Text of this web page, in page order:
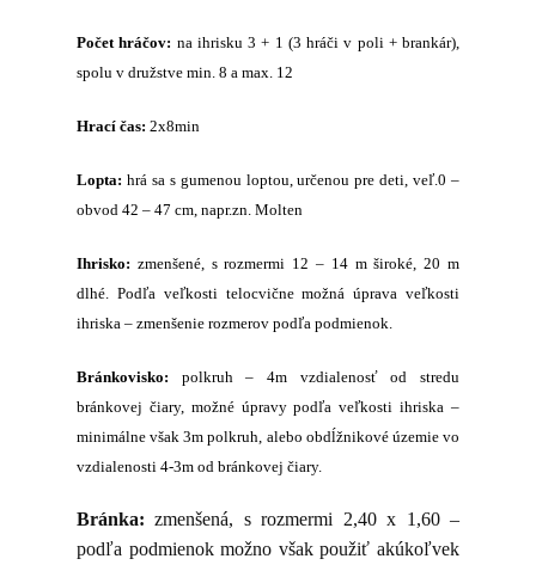
Počet hráčov: na ihrisku 3 + 1 (3 hráči v poli + brankár),
spolu v družstve min. 8 a max. 12
Hrací čas: 2x8min
Lopta: hrá sa s gumenou loptou, určenou pre deti, veľ.0 –
obvod 42 – 47 cm, napr.zn. Molten
Ihrisko: zmenšené, s rozmermi 12 – 14 m široké, 20 m
dlhé. Podľa veľkosti telocvične možná úprava veľkosti
ihriska – zmenšenie rozmerov podľa podmienok.
Bránkovisko: polkruh – 4m vzdialenosť od stredu
bránkovej čiary, možné úpravy podľa veľkosti ihriska –
minimálne však 3m polkruh, alebo obdĺžnikové územie vo
vzdialenosti 4-3m od bránkovej čiary.
Bránka:zmenšená, s rozmermi 2,40 x 1,60 –
podľa podmienok možno však použiť akúkoľvek